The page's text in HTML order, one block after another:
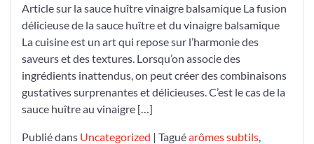
du
Vinaigre
Balsamique
Article sur la sauce huître vinaigre balsamique La fusion
délicieuse de la sauce huître et du vinaigre balsamique
La cuisine est un art qui repose sur l’harmonie des
saveurs et des textures. Lorsqu’on associe des
ingrédients inattendus, on peut créer des combinaisons
gustatives surprenantes et délicieuses. C’est le cas de la
sauce huître au vinaigre […]
Publié dans Uncategorized | Taguéarômes subtils,